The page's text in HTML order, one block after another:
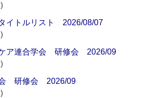
イトルリスト 2026/08/07
ケア連合学会 研修会 2026/09
会 研修会 2026/09